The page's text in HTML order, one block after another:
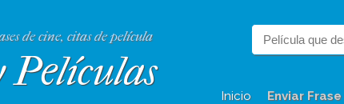
de cine, citas de película
Películas
Inicio Enviar Frase